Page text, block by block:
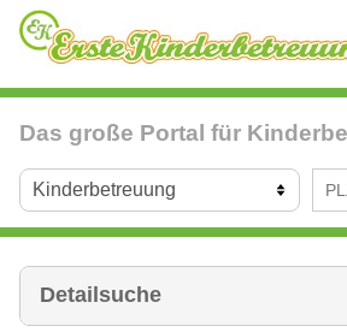
Das große Portal für
Detailsuche